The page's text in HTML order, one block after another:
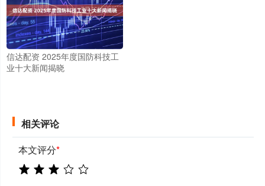
信达配资 2025年度国防科技工
业十大新闻揭晓
相关评论
本文评分*